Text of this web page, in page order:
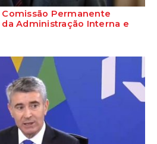
Comissão Permanente
Administração Interna e